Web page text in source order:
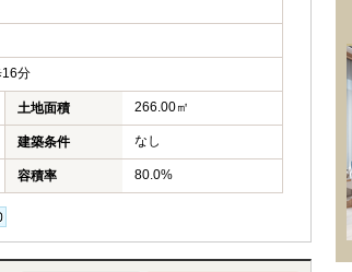
分
土地面積 266.00㎡
建築条件 なし
容積率 80.0%